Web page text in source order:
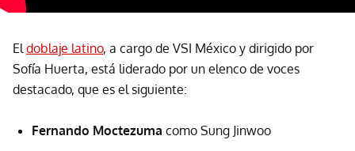
Eldoblaje latino, a cargo de VSI México y dirigido por
Sofía Huerta, está liderado por un elenco de voces
destacado, que es el siguiente:
Fernando Moctezuma como Sung Jinwoo